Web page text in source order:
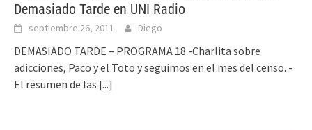
Demasiado Tarde en UNI Radio
septiembre 26, 2011 Diego
DEMASIADO TARDE – PROGRAMA 18 -Charlita sobre
adicciones, Paco y el Toto y seguimos en el mes del censo. -
El resumen de las [...]